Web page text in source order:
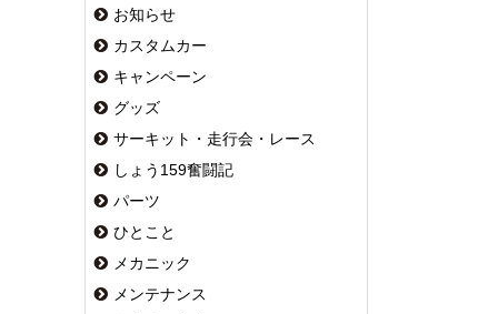
お知らせ
カスタムカー
キャンペーン
グッズ
サーキット・走行会・レース
しょう159奮闘記
パーツ
ひとこと
メカニック
メンテナンス